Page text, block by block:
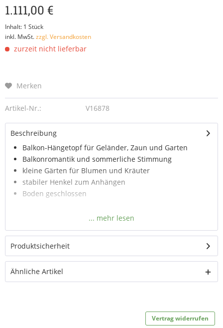
1.111,00 €
Inhalt: 1 Stück
inkl. MwSt.zzgl. Versandkosten
zurzeit nicht lieferbar
Merken
Artikel-Nr.: V16878
Beschreibung
Balkon-Hängetopf für Geländer, Zaun und Garten
Balkonromantik und sommerliche Stimmung
kleine Gärten für Blumen und Kräuter
stabiler Henkel zum Anhängen
Boden geschlossen
Produktsicherheit
Ähnliche Artikel
Vertrag widerrufen